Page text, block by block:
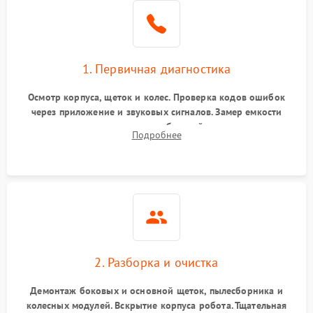
1. Первичная диагностика
Осмотр корпуса, щеток и колес. Проверка кодов ошибок
через приложение и звуковых сигналов. Замер емкости
аккумулятора и тестирование базовой станции зарядки.
Оценка работы лидара, бампера и датчиков падения для
Подробнее
2. Разборка и очистка
Демонтаж боковых и основной щеток, пылесборника и
колесных модулей. Вскрытие корпуса робота. Тщательная